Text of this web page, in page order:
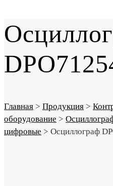
Главная > Продукция >
оборудование >
цифровые > Осциллограф